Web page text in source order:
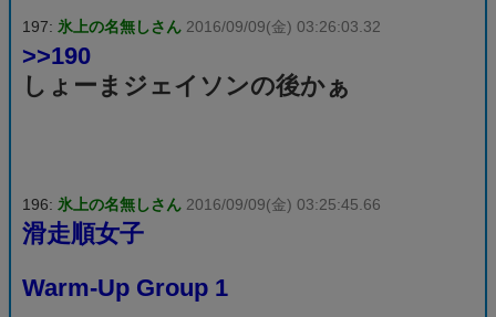
197: 氷上の名無しさん 2016/09/09(金) 03:26:03.32
>>190
しょーまジェイソンの後かぁ
196: 氷上の名無しさん 2016/09/09(金) 03:25:45.66
滑走順女子
Warm-Up Group 1